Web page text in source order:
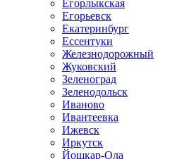
Егорлыкская
Егорьевск
Екатеринбург
Ессентуки
Железнодорожный
Жуковский
Зеленоград
Зеленодольск
Иваново
Ивантеевка
Ижевск
Иркутск
Йошкар-Ола